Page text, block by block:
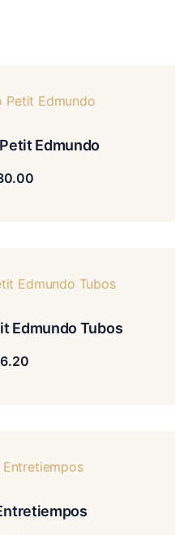
Edmundo
Edmundo Tubos